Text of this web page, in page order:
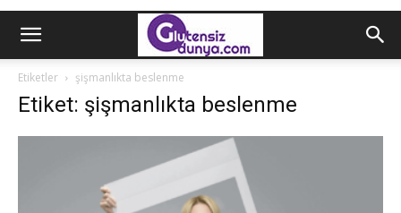
Etiketler şişmanlıkta beslenme
Etiket: şişmanlıkta beslenme